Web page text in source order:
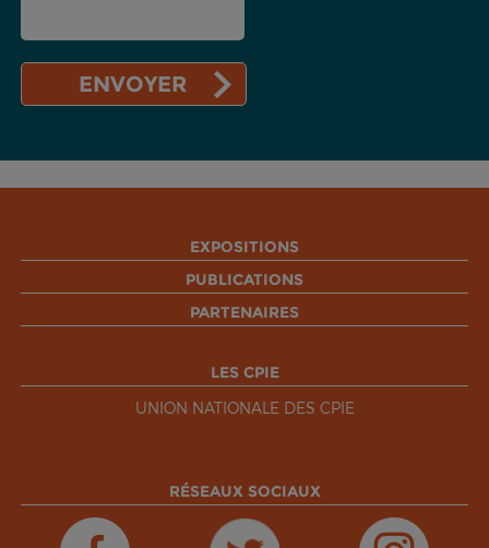
EXPOSITIONS
PUBLICATIONS
PARTENAIRES
LES CPIE
UNION NATIONALE DES CPIE
RÉSEAUX SOCIAUX